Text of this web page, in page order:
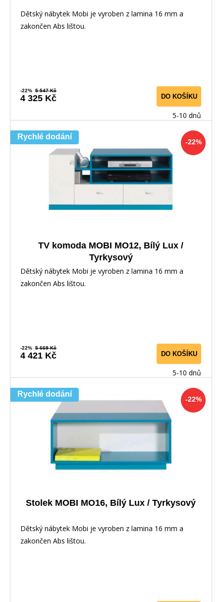
Dětský nábytek Mobi je vyroben z lamina 16 mm a
zakončen Abs lištou.
-22% 5 547 Kč
4 325 Kč DO KOŠÍKU
5-10 dnů
-22%
Rychlé dodání
TV komoda MOBI MO12, Bílý Lux /
Tyrkysový
Dětský nábytek Mobi je vyroben z lamina 16 mm a
zakončen Abs lištou.
-22% 5 669 Kč
4 421 Kč DO KOŠÍKU
5-10 dnů
-22%
Rychlé dodání
Stolek MOBI MO16, Bílý Lux / Tyrkysový
Dětský nábytek Mobi je vyroben z lamina 16 mm a
zakončen Abs lištou.